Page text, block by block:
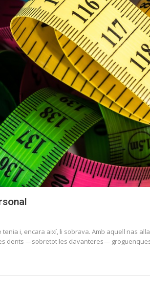
tenia i, encara així, li sobrava. Amb aquell nas
dents —sobretot les davanteres—